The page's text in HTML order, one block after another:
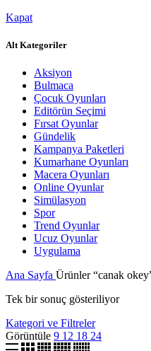
Kapat
Alt Kategoriler
Aksiyon
Bulmaca
Çocuk Oyunları
Editörün Seçimi
Fırsat Oyunlar
Gündelik
Kampanya Paketleri
Kumarhane Oyunları
Macera Oyunları
Online Oyunlar
Simülasyon
Spor
Trend Oyunlar
Ucuz Oyunlar
Uygulama
Ana Sayfa Ürünler “canak
Tek bir sonuç gösteriliyor
Kategori ve Filtreler
Görüntüle 9 12 18 24